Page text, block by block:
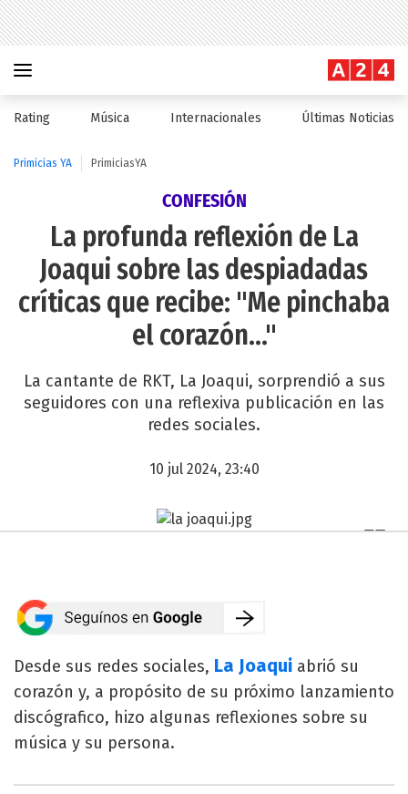
Rating Música Internacionales Últimas Noticias
Primicias YA PrimiciasYA
CONFESIÓN
La profunda reflexión de La
Joaqui sobre las despiadadas
críticas que recibe: "Me pinchaba
el corazón..."
La cantante de RKT, La Joaqui, sorprendió a sus
seguidores con una reflexiva publicación en las
redes sociales.
10 jul 2024, 23:40
Desde sus redes sociales, La Joaqui abrió su
corazón y, a propósito de su próximo lanzamiento
discógrafico, hizo algunas reflexiones sobre su
música y su persona.